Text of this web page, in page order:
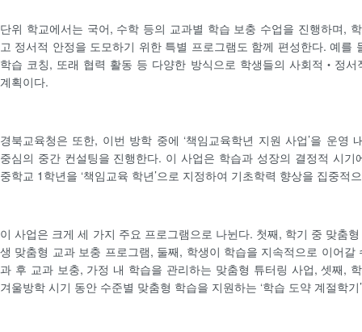
단위 학교에서는 국어, 수학 등의 교과별 학습 보충 수업을 진행하며,
고 정서적 안정을 도모하기 위한 특별 프로그램도 함께 편성한다. 예를
학습 코칭, 또래 협력 활동 등 다양한 방식으로 학생들의 사회적‧정서
계획이다.
경북교육청은 또한, 이번 방학 중에 ‘책임교육학년 지원 사업’을 운영
중심의 중간 컨설팅을 진행한다. 이 사업은 학습과 성장의 결정적 시기
중학교 1학년을 ‘책임교육 학년’으로 지정하여 기초학력 향상을 집중적
이 사업은 크게 세 가지 주요 프로그램으로 나뉜다. 첫째, 학기 중 맞춤
생 맞춤형 교과 보충 프로그램, 둘째, 학생이 학습을 지속적으로 이어갈
과 후 교과 보충, 가정 내 학습을 관리하는 맞춤형 튜터링 사업, 셋째,
겨울방학 시기 동안 수준별 맞춤형 학습을 지원하는 ‘학습 도약 계절학